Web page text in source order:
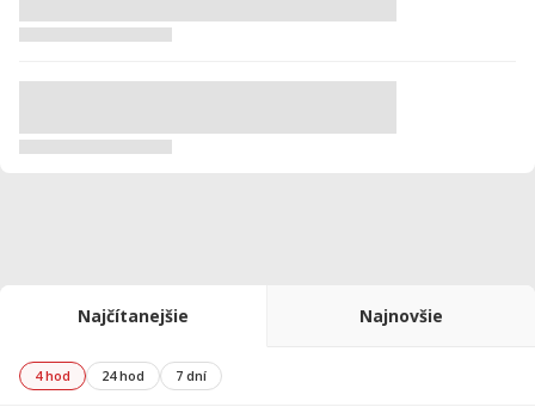
Najčítanejšie Najnovšie
4 hod 24 hod 7 dní